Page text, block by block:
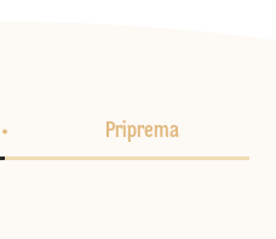
Priprema